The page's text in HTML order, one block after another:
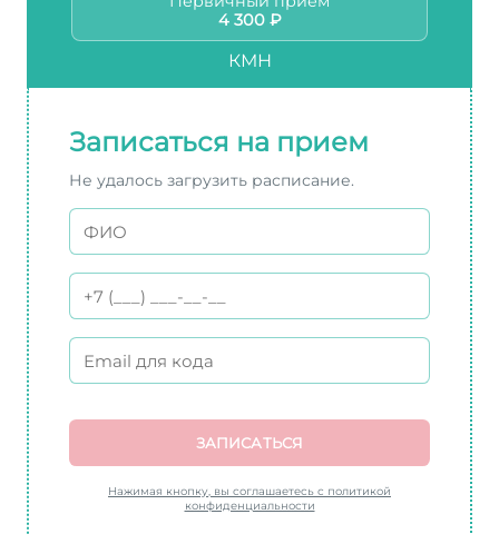
4 300 ₽
КМН
Записаться на прием
Не удалось загрузить расписание.
ЗАПИСАТЬСЯ
Нажимая кнопку, вы соглашаетесь с политикой
конфиденциальности